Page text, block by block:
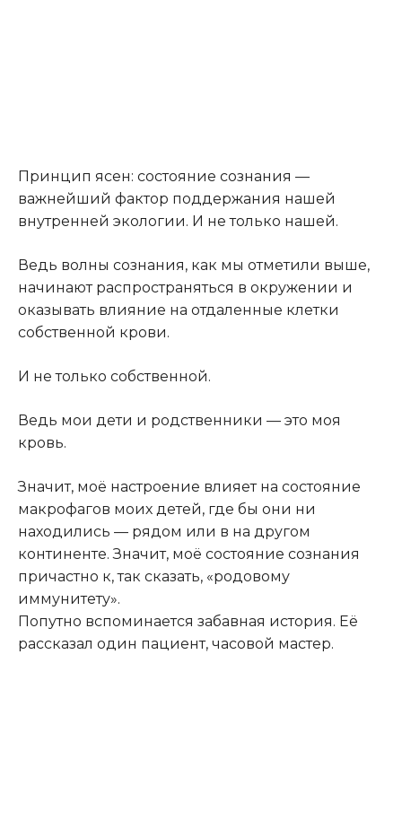
Принцип ясен: состояние сознания —
важнейший фактор поддержания нашей
внутренней экологии. И не только нашей.
Ведь волны сознания, как мы отметили выше,
начинают распространяться в окружении и
оказывать влияние на отдаленные клетки
собственной крови.
И не только собственной.
Ведь мои дети и родственники — это моя
кровь.
Значит, моё настроение влияет на состояние
макрофагов моих детей, где бы они ни
находились — рядом или в на другом
континенте. Значит, моё состояние сознания
причастно к, так сказать, «родовому
иммунитету».
Попутно вспоминается забавная история. Её
рассказал один пациент, часовой мастер.